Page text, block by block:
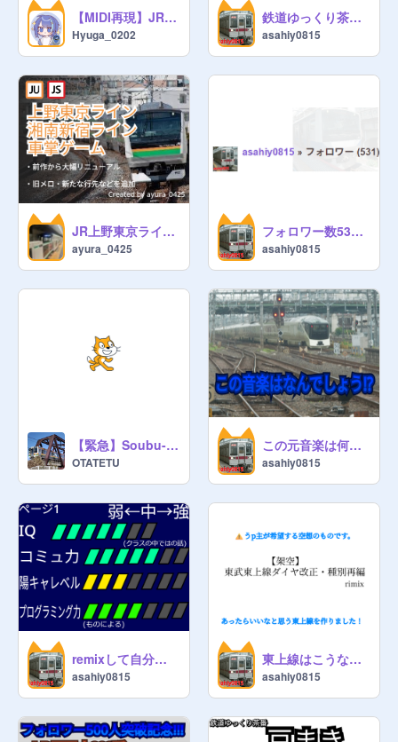
【MIDI再現】JRE-IKST-039-02
Hyuga_0202
鉄道ゆっくり茶番 電子レンジ爆発☆
asahiy0815
JR上野東京ライン・湘南新宿ライン車掌ゲーム JR Ueno Tokyo Line・Shonan Shinjuku Line Conductor Game
ayura_0425
フォロワー数531人!!!
asahiy0815
【緊急】Soubu-LineさんがBANされました
OTATETU
この元音楽は何? クイズ
asahiy0815
remixして自分のステータスを見せまくった
asahiy0815
東上線はこうなってほしいなぁ remix
asahiy0815